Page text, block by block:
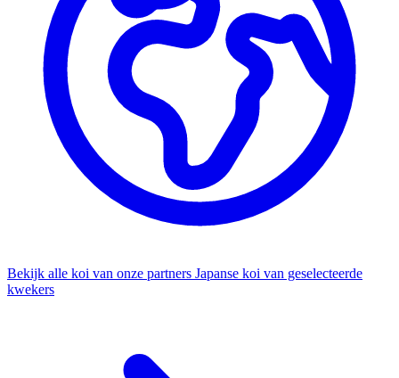
Bekijk alle koi van onze partners Japanse koi van geselecteerde
kwekers